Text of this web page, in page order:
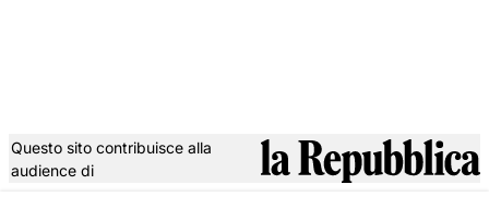
Questo sito contribuisce alla
audience di